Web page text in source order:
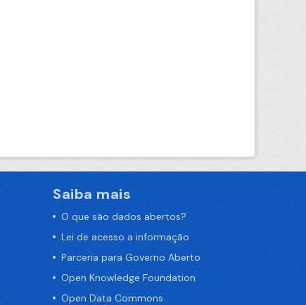
Saiba mais
O que são dados abertos?
Lei de acesso a informação
Parceria para Governo Aberto
Open Knowledge Foundation
Open Data Commons